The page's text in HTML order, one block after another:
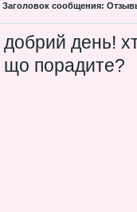
Заголовок сообщения:
добрий день!
що порадите?